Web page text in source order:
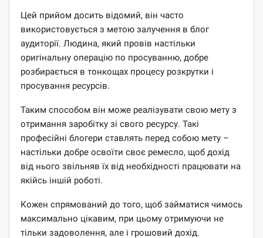
Цей прийом досить відомий, він часто
використовується з метою залучення в блог
аудиторії. Людина, який провів настільки
оригінальну операцію по просуванню, добре
розбирається в тонкощах процесу розкрутки і
просування ресурсів.
Таким способом він може реалізувати свою мету з
отримання заробітку зі свого ресурсу. Такі
професійні блогери ставлять перед собою мету –
настільки добре освоїти своє ремесло, щоб дохід
від нього звільняв їх від необхідності працювати на
якійсь іншій роботі.
Кожен спрямований до того, щоб займатися чимось
максимально цікавим, при цьому отримуючи не
тільки задоволення, але і грошовий дохід.